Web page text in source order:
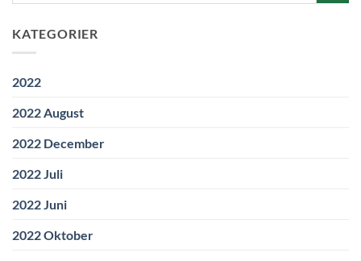
KATEGORIER
2022
2022 August
2022 December
2022 Juli
2022 Juni
2022 Oktober